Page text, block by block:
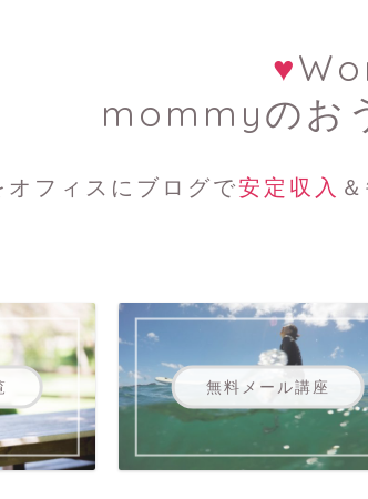
♥
mommyのお
オフィスにブログで安定収入
無料メール講座